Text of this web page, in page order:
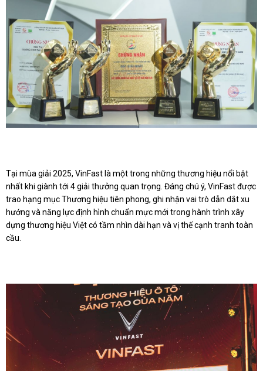
Tại mùa giải 2025, VinFast là một trong những thương hiệu nổi bật
nhất khi giành tới 4 giải thưởng quan trọng. Đáng chú ý, VinFast được
trao hạng mục Thương hiệu tiên phong, ghi nhận vai trò dẫn dắt xu
hướng và năng lực định hình chuẩn mực mới trong hành trình xây
dựng thương hiệu Việt có tầm nhìn dài hạn và vị thế cạnh tranh toàn
cầu.